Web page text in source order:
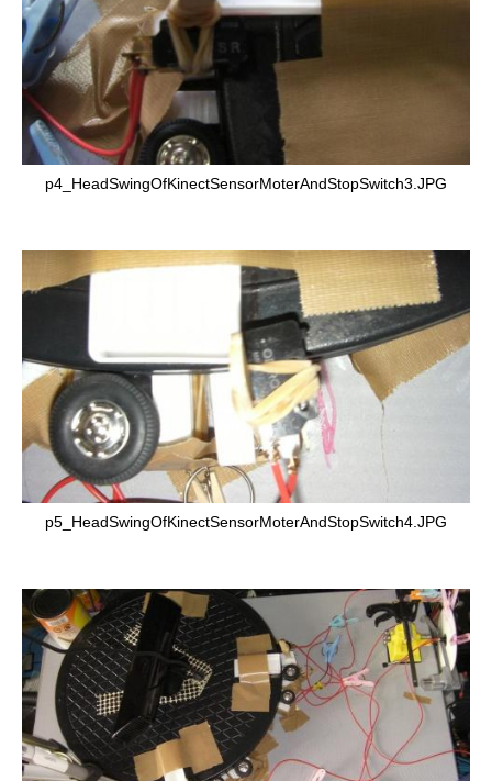
p4_HeadSwingOfKinectSensorMoterAndStopSwitch3.JPG
p5_HeadSwingOfKinectSensorMoterAndStopSwitch4.JPG